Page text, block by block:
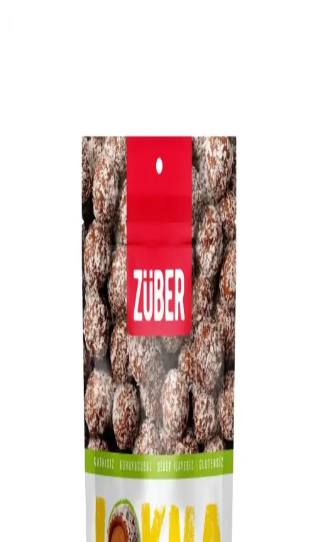
Ekonomik ve Lezzetli Yemek
Basit malzemelerle hazırlanan ev yapımı risotto, ekonomik zorluklar
yaşayanlar için besleyici ve doyurucu bir alternatif sunar. Tarif, sabır
ve dikkat gerektirir, lezzeti artırmak için çeşitli öneriler içerir.
Portakallı Popkek Tarifi: Pratik ve Lezzetli Bir Ev
Tatlısı Nasıl Yapılır
Portakallı popkek, taze portakal kullanımıyla hafif ve aromatik bir
tatlıdır. Kolayca hazırlanan bu kek, pratik yapısı ve lezzetiyle evde
sıkça tercih edilir.
İstemeye Çikolatası Tepsili Ürünler: Pratik ve Çeşitli
Tat Seçenekleriyle Tatlı Keyfi
İstemeye çikolatası tepsili ürünler, farklı tatlar ve pratik kullanım
özellikleriyle evde ve ofiste tatlı yapımını kolaylaştırır, çeşitli boyut
ve şekillerde sunulur, tatlı severlerin vazgeçilmezi olur.
Bim Marketlerde Satılan Antep Fıstığının Özellikleri
ve Tüketici Tercihleri
Bim marketlerde satılan Antep fıstığı, tazelik ve kalite açısından
dikkat edilmesi gereken önemli özellikler taşır. Farklı paketlerde
Kestaneli Pasta Tarifi: Pratik ve Lezzetli Sonbahar
Tatlısı Hazırlama Rehberi